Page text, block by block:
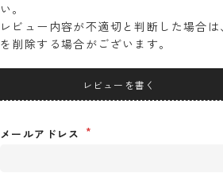
い。
レビュー内容が不適切と判断した場合
を削除する場合がございます。
レビューを書く
メールアドレス